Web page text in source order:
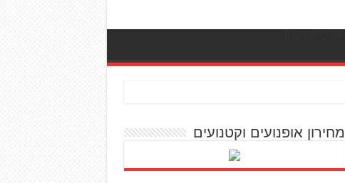
מחירון אופנועים וקטנועים